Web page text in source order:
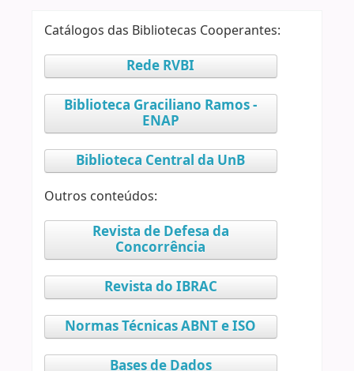
Catálogos das Bibliotecas Cooperantes:
Rede RVBI
Biblioteca Graciliano Ramos -
ENAP
Biblioteca Central da UnB
Outros conteúdos:
Revista de Defesa da
Concorrência
Revista do IBRAC
Normas Técnicas ABNT e ISO
Bases de Dados